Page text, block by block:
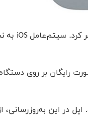
کرد. سیتم‌عامل iOS به
رایگان بر روی